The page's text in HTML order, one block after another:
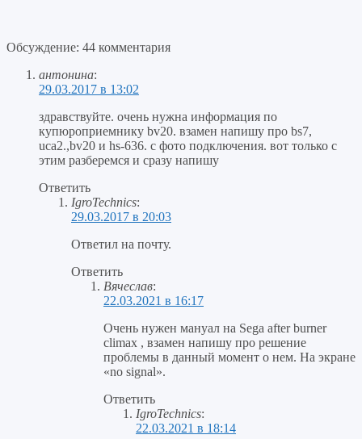
Обсуждение: 44 комментария
антонина:
29.03.2017 в 13:02
здравствуйте. очень нужна информация по
купюроприемнику bv20. взамен напишу про bs7,
uca2.,bv20 и hs-636. c фото подключения. вот только с
этим разберемся и сразу напишу
Ответить
IgroTechnics:
29.03.2017 в 20:03
Ответил на почту.
Ответить
Вячеслав:
22.03.2021 в 16:17
Очень нужен мануал на Sega after burner
climax , взамен напишу про решение
проблемы в данный момент о нем. На экране
«no signal».
Ответить
IgroTechnics:
22.03.2021 в 18:14